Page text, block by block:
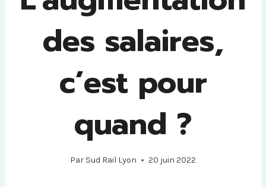
des salaires,
c’est pour
quand ?
Par Sud Rail Lyon 20 juin 2022